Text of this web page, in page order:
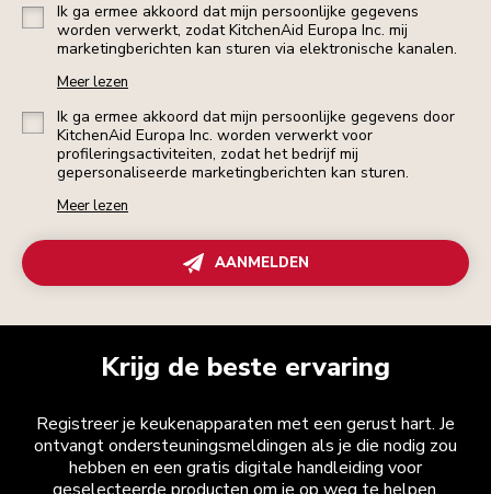
Ik ga ermee akkoord dat mijn persoonlijke gegevens
worden verwerkt, zodat KitchenAid Europa Inc. mij
marketingberichten kan sturen via elektronische kanalen.
Meer lezen
Ik ga ermee akkoord dat mijn persoonlijke gegevens door
KitchenAid Europa Inc. worden verwerkt voor
profileringsactiviteiten, zodat het bedrijf mij
gepersonaliseerde marketingberichten kan sturen.
Meer lezen
AANMELDEN
Krijg de beste ervaring
Registreer je keukenapparaten met een gerust hart. Je
ontvangt ondersteuningsmeldingen als je die nodig zou
hebben en een gratis digitale handleiding voor